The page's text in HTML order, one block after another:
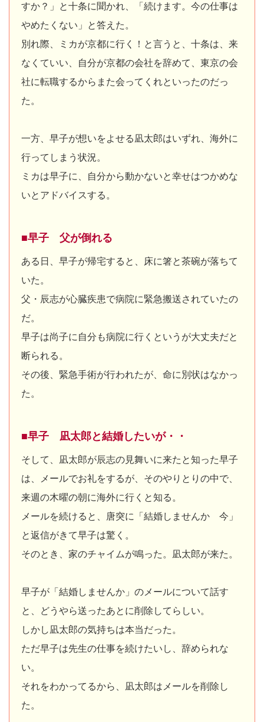
すか？」と十条に聞かれ、「続けます。今の仕事は
やめたくない」と答えた。
別れ際、ミカが京都に行く！と言うと、十条は、来
なくていい、自分が京都の会社を辞めて、東京の会
社に転職するからまた会ってくれといったのだっ
た。
一方、早子が想いをよせる凪太郎はいずれ、海外に
行ってしまう状況。
ミカは早子に、自分から動かないと幸せはつかめな
いとアドバイスする。
■早子 父が倒れる
ある日、早子が帰宅すると、床に箸と茶碗が落ちて
いた。
父・辰志が心臓疾患で病院に緊急搬送されていたの
だ。
早子は尚子に自分も病院に行くというが大丈夫だと
断られる。
その後、緊急手術が行われたが、命に別状はなかっ
た。
■早子 凪太郎と結婚したいが・・
そして、凪太郎が辰志の見舞いに来たと知った早子
は、メールでお礼をするが、そのやりとりの中で、
来週の木曜の朝に海外に行くと知る。
メールを続けると、唐突に「結婚しませんか 今」
と返信がきて早子は驚く。
そのとき、家のチャイムが鳴った。凪太郎が来た。
早子が「結婚しませんか」のメールについて話す
と、どうやら送ったあとに削除してらしい。
しかし凪太郎の気持ちは本当だった。
ただ早子は先生の仕事を続けたいし、辞められな
い。
それをわかってるから、凪太郎はメールを削除し
た。